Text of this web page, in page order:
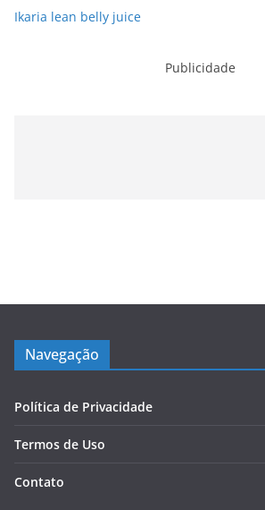
Ikaria lean belly juice
Publicidade
Navegação
Política de Privacidade
Termos de Uso
Contato